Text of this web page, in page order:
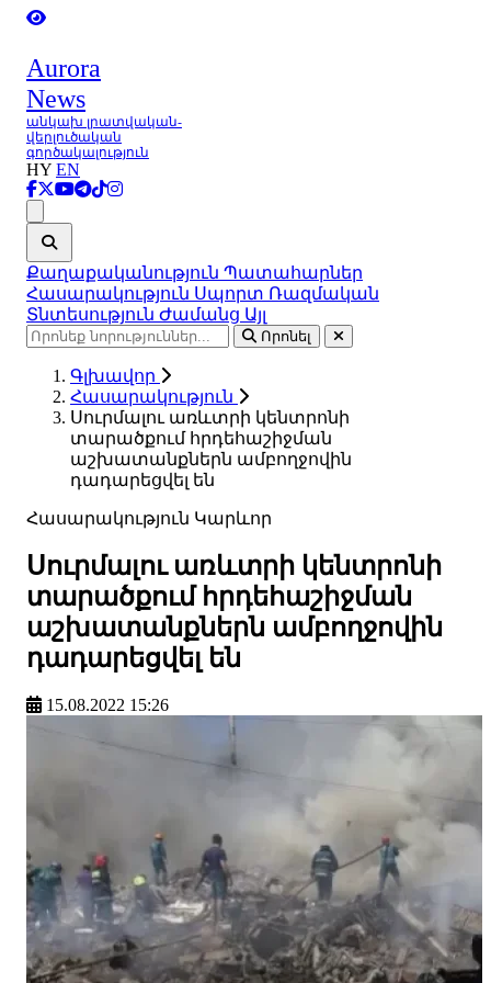
Aurora
News
անկախ լրատվական-
վերլուծական
գործակալություն
HY EN
Քաղաքականություն Պատահարներ
Հասարակություն Սպորտ Ռազմական
Տնտեսություն Ժամանց Այլ
Որոնել
Գլխավոր
Հասարակություն
Սուրմալու առևտրի կենտրոնի
տարածքում հրդեհաշիջման
աշխատանքներն ամբողջովին
դադարեցվել են
Հասարակություն Կարևոր
Սուրմալու առևտրի կենտրոնի
տարածքում հրդեհաշիջման
աշխատանքներն ամբողջովին
դադարեցվել են
15.08.2022 15:26